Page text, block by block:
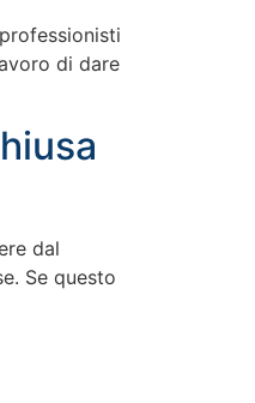
di dare
dal
Se questo